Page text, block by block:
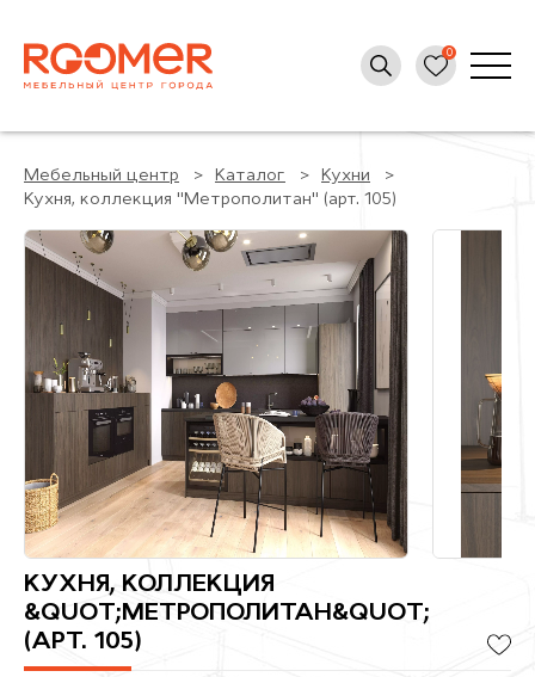
Мебельный центр Каталог
Кухни
Кухня, коллекция "Метрополитан" (арт. 105)
КУХНЯ, КОЛЛЕКЦИЯ
&QUOT;МЕТРОПОЛИТАН&QUOT;
(АРТ. 105)